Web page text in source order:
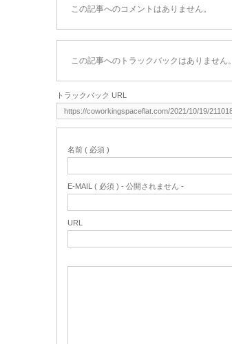
この記事へのコメントはありません。
この記事へのトラックバックはありません。
トラックバック URL
名前 ( 必須 )
E-MAIL ( 必須 ) - 公開されません -
URL